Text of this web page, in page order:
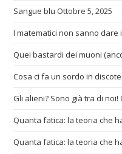
Sangue blu Ottobre 5, 2025
I matematici non sanno dare
Quei bastardi dei muoni
Cosa ci fa un sordo in
Gli alieni? Sono già tra di noi!
Quanta fatica: la teoria che
Quanta fatica: la teoria che